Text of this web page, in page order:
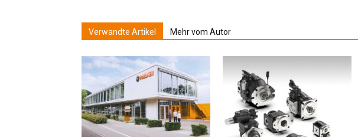
Verwandte Artikel Mehr vom Autor